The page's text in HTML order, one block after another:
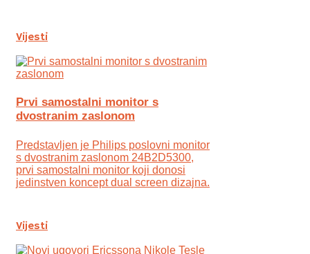
Vijesti
Prvi samostalni monitor s
dvostranim zaslonom
Predstavljen je Philips poslovni monitor
s dvostranim zaslonom 24B2D5300,
prvi samostalni monitor koji donosi
jedinstven koncept dual screen dizajna.
Vijesti